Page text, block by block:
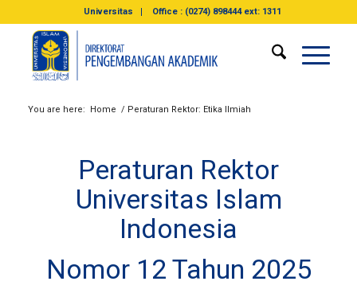
Universitas Office : (0274) 898444 ext: 1311
You are here: Home / Peraturan Rektor: Etika Ilmiah
Peraturan Rektor
Universitas Islam
Indonesia
Nomor 12 Tahun 2025